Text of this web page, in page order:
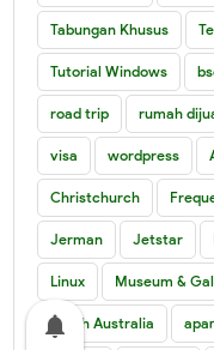
Tabungan Khusus
Tutorial Windows
road trip rumah
visa wordpress
Christchurch
Jerman Jetstar
Linux Museum &
South Australia
notifications